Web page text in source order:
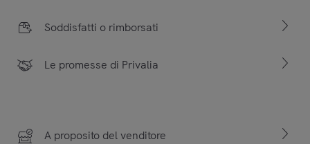
Soddisfatti o rimborsati
Le promesse di Privalia
A proposito del venditore